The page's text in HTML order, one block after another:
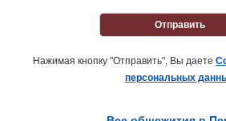
Отправить
Нажимая кнопку "Отправить", Вы даете
персональных